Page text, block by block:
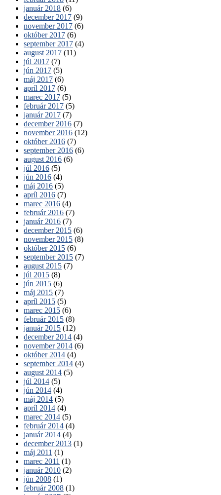
január 2018 (6)
december 2017 (9)
november 2017 (6)
október 2017 (6)
september 2017 (4)
august 2017 (11)
júl 2017 (7)
jún 2017 (5)
máj 2017 (6)
apríl 2017 (6)
marec 2017 (5)
február 2017 (5)
január 2017 (7)
december 2016 (7)
november 2016 (12)
október 2016 (7)
september 2016 (6)
august 2016 (6)
júl 2016 (5)
jún 2016 (4)
máj 2016 (5)
apríl 2016 (7)
marec 2016 (4)
február 2016 (7)
január 2016 (7)
december 2015 (6)
november 2015 (8)
október 2015 (6)
september 2015 (7)
august 2015 (7)
júl 2015 (8)
jún 2015 (6)
máj 2015 (7)
apríl 2015 (5)
marec 2015 (6)
február 2015 (8)
január 2015 (12)
december 2014 (4)
november 2014 (6)
október 2014 (4)
september 2014 (4)
august 2014 (5)
júl 2014 (5)
jún 2014 (4)
máj 2014 (5)
apríl 2014 (4)
marec 2014 (5)
február 2014 (4)
január 2014 (4)
december 2013 (1)
máj 2011 (1)
marec 2011 (1)
január 2010 (2)
jún 2008 (1)
február 2008 (1)